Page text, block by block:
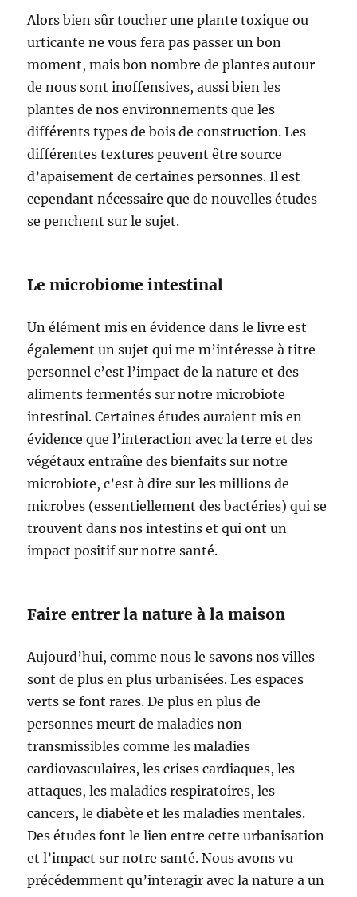
Alors bien sûr toucher une plante toxique ou
urticante ne vous fera pas passer un bon
moment, mais bon nombre de plantes autour
de nous sont inoffensives, aussi bien les
plantes de nos environnements que les
différents types de bois de construction. Les
différentes textures peuvent être source
d’apaisement de certaines personnes. Il est
cependant nécessaire que de nouvelles études
se penchent sur le sujet.
Le microbiome intestinal
Un élément mis en évidence dans le livre est
également un sujet qui me m’intéresse à titre
personnel c’est l’impact de la nature et des
aliments fermentés sur notre microbiote
intestinal. Certaines études auraient mis en
évidence que l’interaction avec la terre et des
végétaux entraîne des bienfaits sur notre
microbiote, c’est à dire sur les millions de
microbes (essentiellement des bactéries) qui se
trouvent dans nos intestins et qui ont un
impact positif sur notre santé.
Faire entrer la nature à la maison
Aujourd’hui, comme nous le savons nos villes
sont de plus en plus urbanisées. Les espaces
verts se font rares. De plus en plus de
personnes meurt de maladies non
transmissibles comme les maladies
cardiovasculaires, les crises cardiaques, les
attaques, les maladies respiratoires, les
cancers, le diabète et les maladies mentales.
Des études font le lien entre cette urbanisation
et l’impact sur notre santé. Nous avons vu
précédemment qu’interagir avec la nature a un